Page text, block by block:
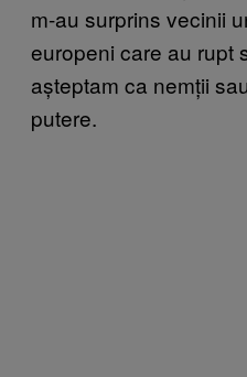
m-au surprins vecinii
europeni care au rupt
așteptam ca nemții
putere.